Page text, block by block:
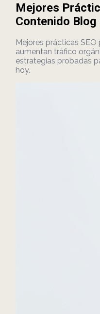
Mejores
Contenido Blog
Mejores prácticas
aumentan tráfico
estrategias probadas
hoy.